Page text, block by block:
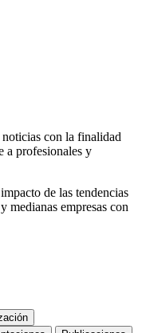
noticias con la finalidad
a profesionales y
de las tendencias
medianas empresas con